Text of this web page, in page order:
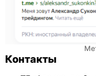
Контакты